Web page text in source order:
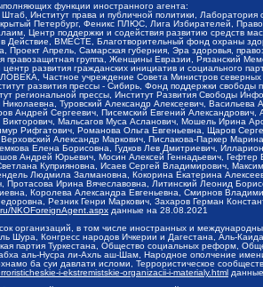
функции иностранного агента:
Институт права и публичной политики,
Петербург, Феникс ПЛЮС, Лига Избирателей,
Центр поддержки и содействия развитию средств
Действие, ВМЕСТЕ, Благотворительный фонд охраны
Проект Апрель, Самарская губерния, Эра здоровья,
группа, Женщины Евразии, Рязанский
развития гражданских инициатив и социального
Частное учреждение Совета Министров северных
развития прессы - Сибирь, Фонд поддержки
региональной прессы, Институт Развития Свободы
Туровский Александр Алексеевич,
Андрей Сергеевич, Писемский Евгений
Викторович, Мальсагов Муса Асланович, Мошель Ирина
Рифгатович, Романова Ольга Евгеньевна, Щаров
Александр Маркович, Пислакова-Паркер
Елена Борисовна, Гудков Лев Дмитриевич,
Андрей Юрьевич, Мосин Алексей Геннадьевич,
Куприяновна, Исаев Сергей Владимирович,
Людмила Залмановна, Кокорина Екатерина
Протасова Ирина Вячеславовна, Литинский Леонид
Королева Александра Евгеньевна, Смирнов
Резник Генри Маркович, Захаров Герман
NKOForeignAgent.aspx данные на 28.08.2021
организаций, в том числе иностранных и
Шура, Конгресс народов Ичкерии и Дагестана, Аль-
партия Туркестана, Общество социальных реформ,
аль-Нусра ли-Ахль аш-Шам, Народное ополчение
ба суи давлати исломи, Террористическое
i-ekstremistskie-organizacii-i-materialy.html